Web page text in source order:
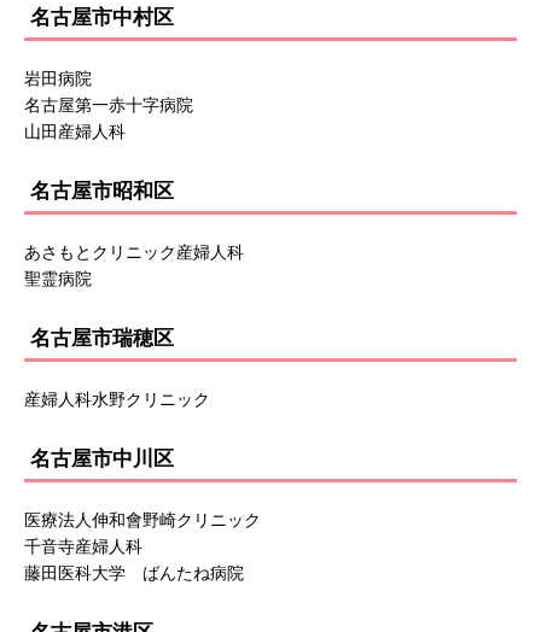
名古屋市中村区
岩田病院
名古屋第一赤十字病院
山田産婦人科
名古屋市昭和区
あさもとクリニック産婦人科
聖霊病院
名古屋市瑞穂区
産婦人科水野クリニック
名古屋市中川区
医療法人伸和會野崎クリニック
千音寺産婦人科
藤田医科大学 ばんたね病院